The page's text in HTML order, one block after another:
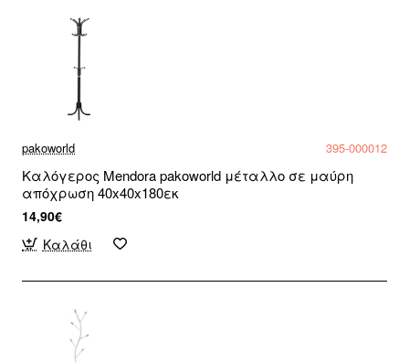
pakoworld 395-000012
Καλόγερος Mendora pakoworld μέταλλο σε μαύρη
απόχρωση 40x40x180εκ
14,90€
Καλάθι